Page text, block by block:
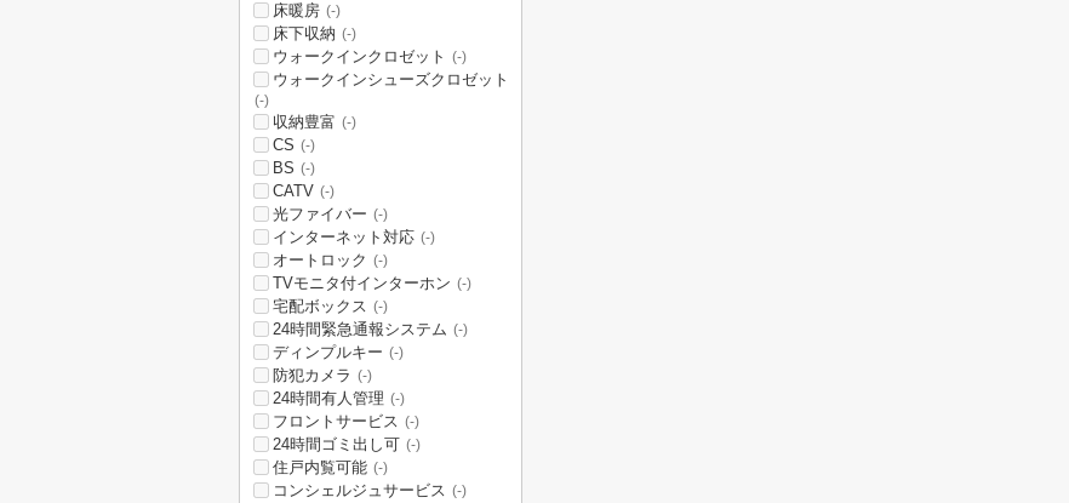
床暖房 (-)
床下収納 (-)
ウォークインクロゼット (-)
ウォークインシューズクロゼット
(-)
収納豊富 (-)
CS (-)
BS (-)
CATV (-)
光ファイバー (-)
インターネット対応 (-)
オートロック (-)
TVモニタ付インターホン (-)
宅配ボックス (-)
24時間緊急通報システム (-)
ディンプルキー (-)
防犯カメラ (-)
24時間有人管理 (-)
フロントサービス (-)
24時間ゴミ出し可 (-)
住戸内覧可能 (-)
コンシェルジュサービス (-)